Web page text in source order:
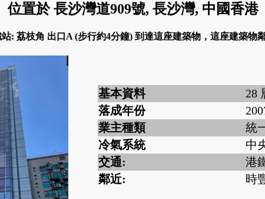
位置於 長沙灣道909號, 長沙灣, 中國香港
: 荔枝角 出口A (步行約4分鐘) 到達這座建築物，這座建築物
基本資料
28
落成年份
業主種類
統
冷氣系統
中
交通:
港
鄰近:
時